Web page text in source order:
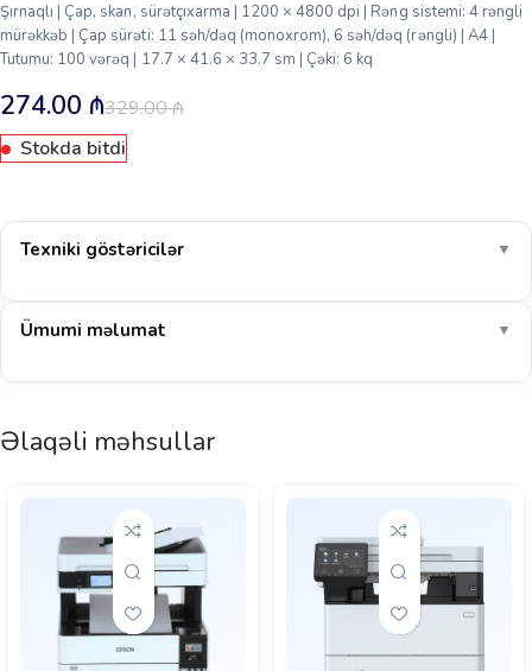
Şırnaqlı | Çap, skan, sürətçıxarma | 1200 × 4800 dpi | Rəng sistemi: 4 rəngli
mürəkkəb | Çap sürəti: 11 səh/dəq (monoxrom), 6 səh/dəq (rəngli) | A4 |
Tutumu: 100 vərəq | 17.7 × 41.6 × 33.7 sm | Çəki: 6 kq
329.00₼
274.00 ₼
Stokda bitdi
Texniki göstəricilər ▼
Ümumi məlumat ▼
Əlaqəli məhsullar